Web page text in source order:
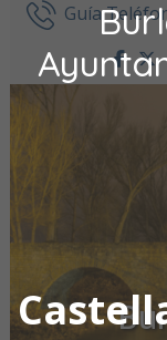
Ir al contenido
Guía